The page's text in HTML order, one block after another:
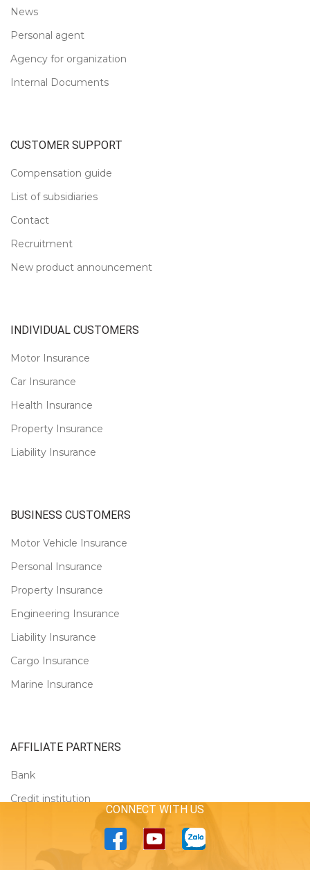
News
Personal agent
Agency for organization
Internal Documents
CUSTOMER SUPPORT
Compensation guide
List of subsidiaries
Contact
Recruitment
New product announcement
INDIVIDUAL CUSTOMERS
Motor Insurance
Car Insurance
Health Insurance
Property Insurance
Liability Insurance
BUSINESS CUSTOMERS
Motor Vehicle Insurance
Personal Insurance
Property Insurance
Engineering Insurance
Liability Insurance
Cargo Insurance
Marine Insurance
AFFILIATE PARTNERS
Bank
Credit institution
CONNECT WITH US